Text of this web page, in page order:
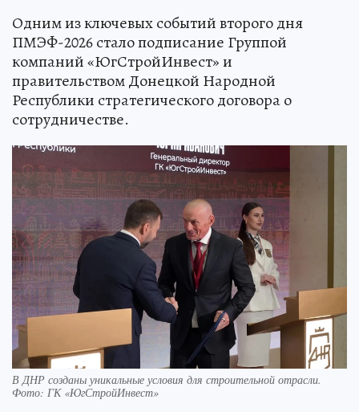
Одним из ключевых событий второго дня
ПМЭФ-2026 стало подписание Группой
компаний «ЮгСтройИнвест» и
правительством Донецкой Народной
Республики стратегического договора о
сотрудничестве.
В ДНР созданы уникальные условия для строительной отрасли.
Фото: ГК «ЮгСтройИнвест»